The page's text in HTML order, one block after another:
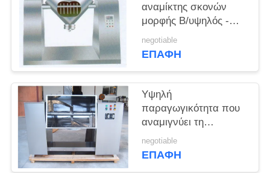
αναμίκτης σκονών
μορφής Β/υψηλός -
ακρίβεια Β μηχανή
μπλέντερ καμία νεκρή
negotiable
ΕΠΑΦΉ
Υψηλή
παραγωγικότητα που
αναμιγνύει τη
διάβρωση μηχανών
αναμικτών αυλακιού
negotiable
ΕΠΑΦΉ